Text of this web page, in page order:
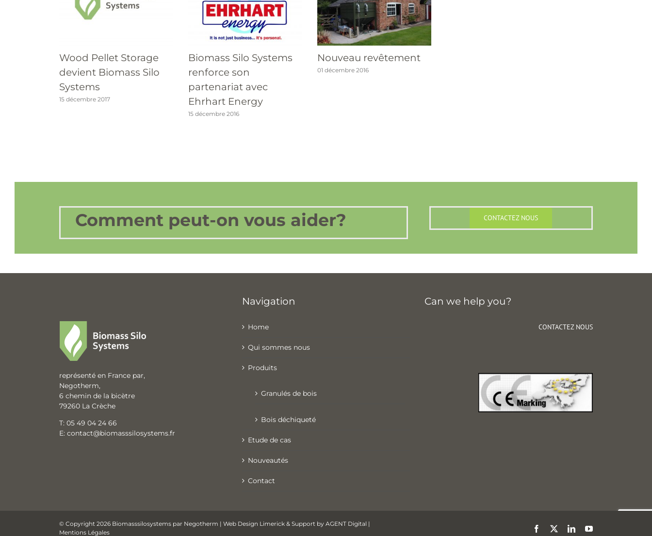
Wood Pellet Storage
devient Biomass Silo
Systems
15 décembre 2017
Biomass Silo Systems
renforce son
partenariat avec
Ehrhart Energy
15 décembre 2016
Nouveau revêtement
01 décembre 2016
Comment peut-on vous aider? CONTACTEZ NOUS
représenté en France par,
Negotherm,
6 chemin de la bicètre
79260 La Crèche
T: 05 49 04 24 66
E: contact@biomasssilosystems.fr
Navigation
Home
Qui sommes nous
Produits
Granulés de bois
Bois déchiqueté
Etude de cas
Nouveautés
Contact
Can we help you?
CONTACTEZ NOUS
© Copyright 2026 Biomasssilosystems par Negotherm | Web Design Limerick & Support by AGENT Digital |
Mentions Légales
Facebook LinkedInYouTube